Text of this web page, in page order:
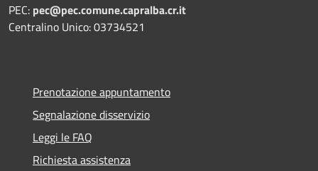
PEC: pec@pec.comune.capralba.cr.it
Centralino Unico: 03734521
Prenotazione appuntamento
Segnalazione disservizio
Leggi le FAQ
Richiesta assistenza